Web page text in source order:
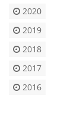
2020
2019
2018
2017
2016